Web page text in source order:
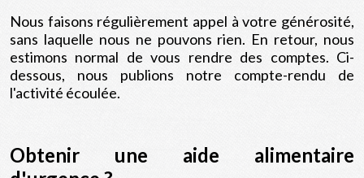
Nous faisons régulièrement appel à votre générosité,
sans laquelle nous ne pouvons rien. En retour, nous
estimons normal de vous rendre des comptes. Ci-
dessous, nous publions notre compte-rendu de
l'activité écoulée.
Obtenir une aide alimentaire